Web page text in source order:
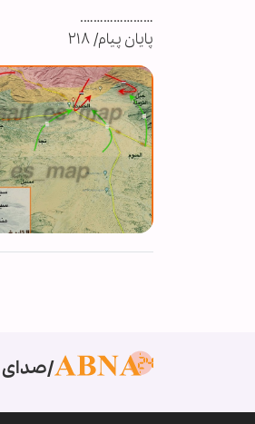
………………….
پایان پیام/ ۲۱۸
صدای